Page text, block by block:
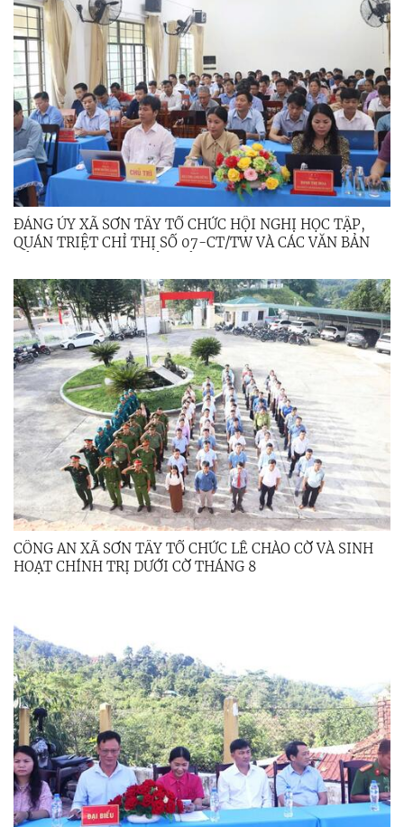
ĐẢNG ỦY XÃ SƠN TÂY TỔ CHỨC HỘI NGHỊ HỌC TẬP,
QUÁN TRIỆT CHỈ THỊ SỐ 07-CT/TW VÀ CÁC VĂN BẢN
CÔNG AN XÃ SƠN TÂY TỔ CHỨC LỄ CHÀO CỜ VÀ SINH
HOẠT CHÍNH TRỊ DƯỚI CỜ THÁNG 8